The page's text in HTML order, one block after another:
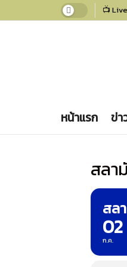
📺
หน้าแรก ข่า
สลา
สล
02
ก.ค.